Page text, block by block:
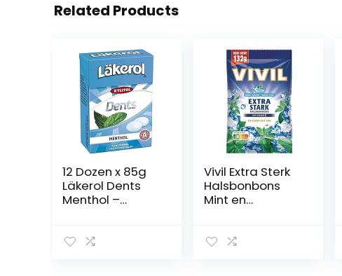
Related Products
12 Dozen x 85g
Läkerol Dents
Menthol –
Suikervrij – Xylitol
Vivil Extra Sterk
Halsbonbons
Mint en